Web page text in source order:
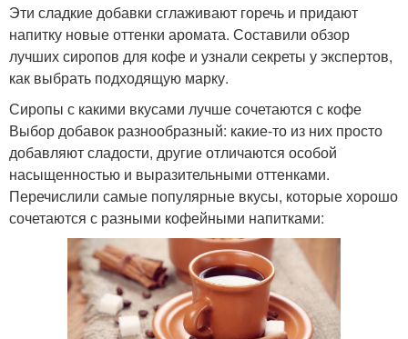
Эти сладкие добавки сглаживают горечь и придают
напитку новые оттенки аромата. Составили обзор
лучших сиропов для кофе и узнали секреты у экспертов,
как выбрать подходящую марку.
Сиропы с какими вкусами лучше сочетаются с кофе
Выбор добавок разнообразный: какие-то из них просто
добавляют сладости, другие отличаются особой
насыщенностью и выразительными оттенками.
Перечислили самые популярные вкусы, которые хорошо
сочетаются с разными кофейными напитками: